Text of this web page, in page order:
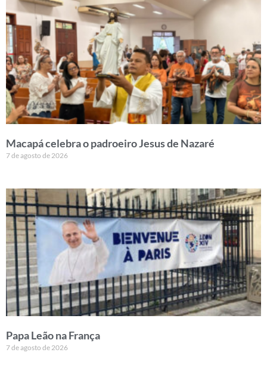
Macapá celebra o padroeiro Jesus de Nazaré
7 de agosto de 2026
Papa Leão na França
7 de agosto de 2026